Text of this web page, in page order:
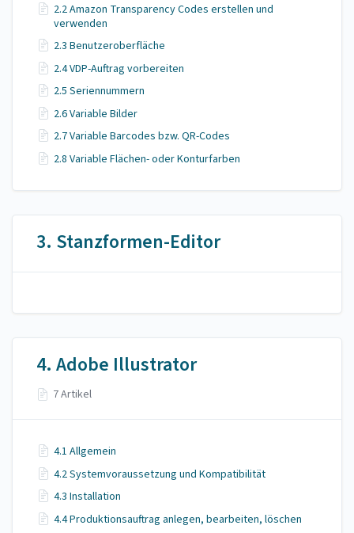
2.2 Amazon Transparency Codes erstellen und
verwenden
2.3 Benutzeroberfläche
2.4 VDP-Auftrag vorbereiten
2.5 Seriennummern
2.6 Variable Bilder
2.7 Variable Barcodes bzw. QR-Codes
2.8 Variable Flächen- oder Konturfarben
3. Stanzformen-Editor
4. Adobe Illustrator
7 Artikel
4.1 Allgemein
4.2 Systemvoraussetzung und Kompatibilität
4.3 Installation
4.4 Produktionsauftrag anlegen, bearbeiten, löschen